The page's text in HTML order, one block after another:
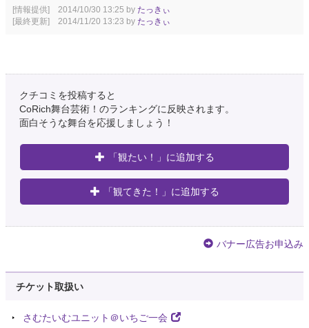
[情報提供] 2014/10/30 13:25 by たっきぃ
[最終更新] 2014/11/20 13:23 by たっきぃ
クチコミを投稿すると
CoRich舞台芸術！のランキングに反映されます。
面白そうな舞台を応援しましょう！
「観たい！」に追加する
「観てきた！」に追加する
バナー広告お申込み
チケット取扱い
さむたいむユニット＠いちご一会